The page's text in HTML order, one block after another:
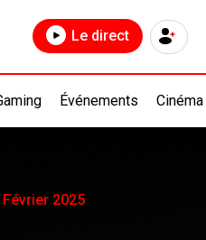
Événements Cinéma
Le direct
2025